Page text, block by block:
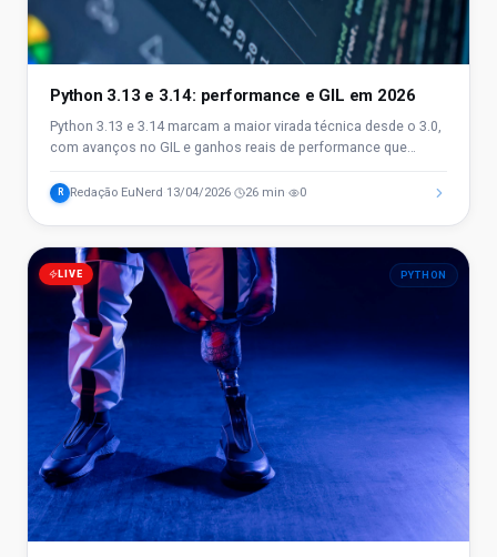
Python 3.13 e 3.14: performance e GIL em 2026
Python 3.13 e 3.14 marcam a maior virada técnica desde o 3.0,
com avanços no GIL e ganhos reais de performance que
R Redação EuNerd 13/04/2026 26 min 0
LIVE PYTHON